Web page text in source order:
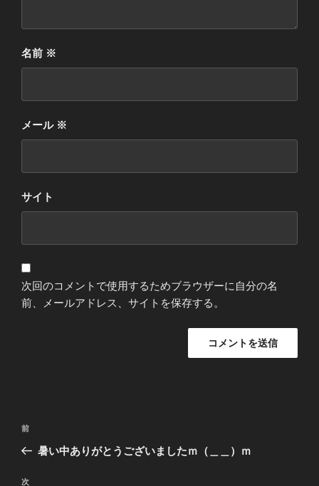
名前 ※
メール ※
サイト
次回のコメントで使用するためブラウザーに自分の名
前、メールアドレス、サイトを保存する。
投
ナ
ビ
過
去
投
前
暑い中ありがとうございましたｍ（＿＿）ｍ
次
次